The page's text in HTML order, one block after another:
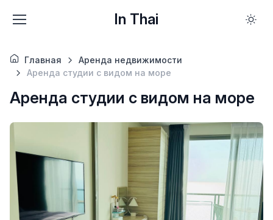
In Thai
Главная
Аренда недвижимости
Аренда студии с видом на море
Аренда студии с видом на море